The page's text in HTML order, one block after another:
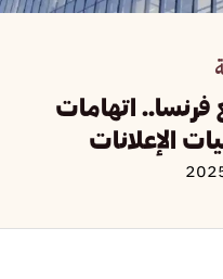
اتهامات
الإعلانات